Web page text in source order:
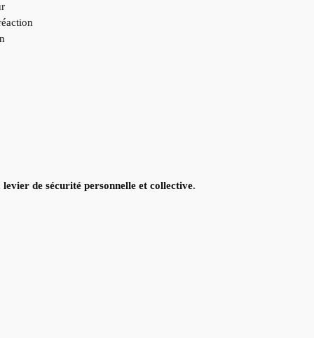
levier de sécurité personnelle et collective.